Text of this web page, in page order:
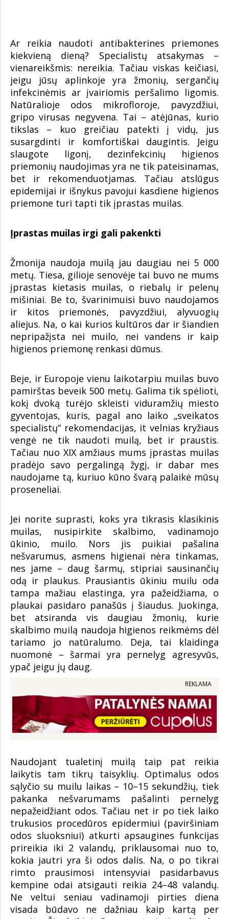
Ar reikia naudoti antibakterines priemones
kiekvieną dieną? Specialistų atsakymas –
vienareikšmis: nereikia. Tačiau viskas keičiasi,
jeigu jūsų aplinkoje yra žmonių, sergančių
infekcinėmis ar įvairiomis peršalimo ligomis.
Natūralioje odos mikrofloroje, pavyzdžiui,
gripo virusas negyvena. Tai – atėjūnas, kurio
tikslas – kuo greičiau patekti į vidų, jus
susargdinti ir komfortiškai daugintis. Jeigu
slaugote ligonį, dezinfekcinių higienos
priemonių naudojimas yra ne tik pateisinamas,
bet ir rekomenduotjamas. Tačiau atslūgus
epidemijai ir išnykus pavojui kasdiene higienos
priemone turi tapti tik įprastas muilas.
Įprastas muilas irgi gali pakenkti
Žmonija naudoja muilą jau daugiau nei 5 000
metų. Tiesa, gilioje senovėje tai buvo ne mums
įprastas kietasis muilas, o riebalų ir pelenų
mišiniai. Be to, švarinimuisi buvo naudojamos
ir kitos priemonės, pavyzdžiui, alyvuogių
aliejus. Na, o kai kurios kultūros dar ir šiandien
nepripažįsta nei muilo, nei vandens ir kaip
higienos priemonę renkasi dūmus.
Beje, ir Europoje vienu laikotarpiu muilas buvo
pamirštas beveik 500 metų. Galima tik spėlioti,
kokį dvoką turėjo skleisti viduramžių miesto
gyventojas, kuris, pagal ano laiko „sveikatos
specialistų“ rekomendacijas, it velnias kryžiaus
vengė ne tik naudoti muilą, bet ir praustis.
Tačiau nuo XIX amžiaus mums įprastas muilas
pradėjo savo pergalingą žygį, ir dabar mes
naudojame tą, kuriuo kūno švarą palaikė mūsų
proseneliai.
Jei norite suprasti, koks yra tikrasis klasikinis
muilas, nusipirkite skalbimo, vadinamojo
ūkinio, muilo. Nors jis puikiai pašalina
nešvarumus, asmens higienai nėra tinkamas,
nes jame – daug šarmų, stipriai sausinančių
odą ir plaukus. Prausiantis ūkiniu muilu oda
tampa mažiau elastinga, yra pažeidžiama, o
plaukai pasidaro panašūs į šiaudus. Juokinga,
bet atsiranda vis daugiau žmonių, kurie
skalbimo muilą naudoja higienos reikmėms dėl
tariamo jo natūralumo. Deja, tai klaidinga
nuomonė – šarmai yra pernelyg agresyvūs,
ypač jeigu jų daug.
REKLAMA
Naudojant tualetinį muilą taip pat reikia
laikytis tam tikrų taisyklių. Optimalus odos
sąlyčio su muilu laikas – 10–15 sekundžių, tiek
pakanka nešvarumams pašalinti pernelyg
nepažeidžiant odos. Tačiau net ir po tiek laiko
trukusios procedūros epidermiui (paviršiniam
odos sluoksniui) atkurti apsaugines funkcijas
prireikia iki 2 valandų, priklausomai nuo to,
kokia jautri yra ši odos dalis. Na, o po tikrai
rimto prausimosi intensyviai pasidarbavus
kempine odai atsigauti reikia 24–48 valandų.
Ne veltui seniau vadinamoji pirties diena
visada būdavo ne dažniau kaip kartą per